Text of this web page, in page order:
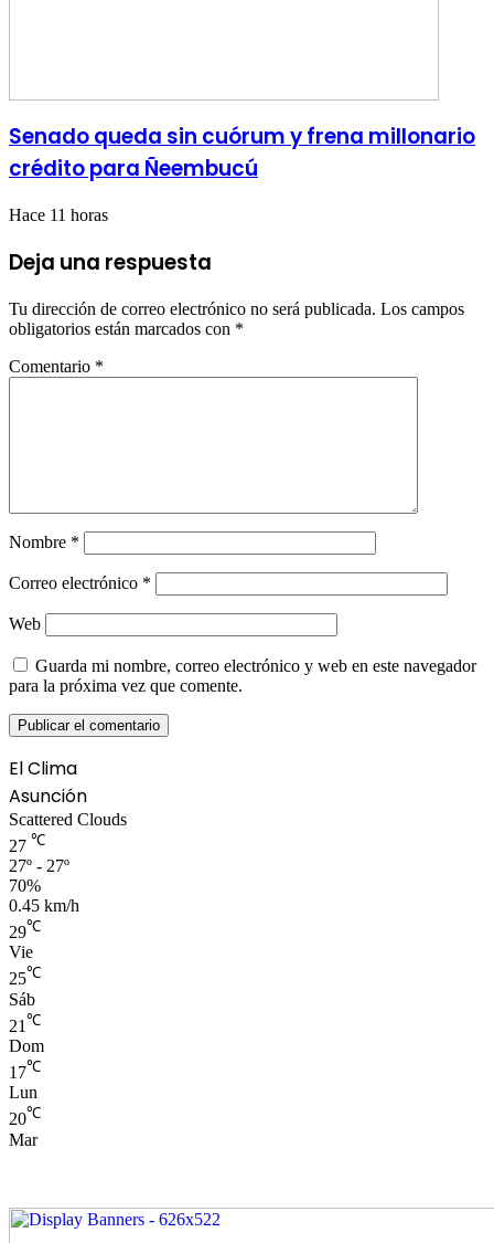
Senado queda sin cuórum y frena millonario
crédito para Ñeembucú
Hace 11 horas
Deja una respuesta
Tu dirección de correo electrónico no será publicada. Los campos
obligatorios están marcados con *
Comentario *
Nombre *
Correo electrónico *
Web
Guarda mi nombre, correo electrónico y web en este navegador
para la próxima vez que comente.
El Clima
Asunción
Scattered Clouds
27 ℃
27º - 27º
70%
0.45 km/h
29℃
Vie
25℃
Sáb
21 ℃
Dom
17℃
Lun
20℃
Mar